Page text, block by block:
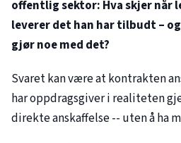
offentlig sektor: Hva skjer når
leverer det han har tilbudt –
gjør noe med det?
Svaret kan være at kontrakten
har oppdragsgiver i realiteten
direkte anskaffelse -- uten å ha